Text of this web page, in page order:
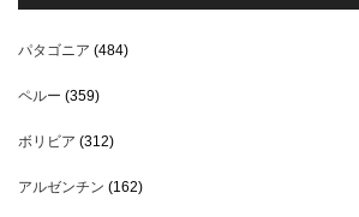
パタゴニア (484)
ペルー (359)
ボリビア (312)
アルゼンチン (162)